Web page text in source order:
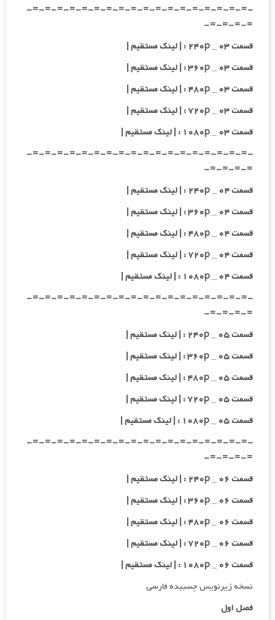
-=-=-=-=-=-=-=-=-=-=-=-=-=-=-=-=-=-=-
=-=-=-=-
قسمت ۰۳ _ ۲۴۰p : | لینک مستقیم |
قسمت ۰۳ _ ۳۶۰p : | لینک مستقیم |
قسمت ۰۳ _ ۴۸۰p : | لینک مستقیم |
قسمت ۰۳ _ ۷۲۰p : | لینک مستقیم |
قسمت ۰۳ _ ۱۰۸۰p : | لینک مستقیم |
-=-=-=-=-=-=-=-=-=-=-=-=-=-=-=-=-=-=-
=-=-=-=-
قسمت ۰۴ _ ۲۴۰p : | لینک مستقیم |
قسمت ۰۴ _ ۳۶۰p : | لینک مستقیم |
قسمت ۰۴ _ ۴۸۰p : | لینک مستقیم |
قسمت ۰۴ _ ۷۲۰p : | لینک مستقیم |
قسمت ۰۴ _ ۱۰۸۰p : | لینک مستقیم |
-=-=-=-=-=-=-=-=-=-=-=-=-=-=-=-=-=-=-
=-=-=-=-
قسمت ۰۵ _ ۲۴۰p : | لینک مستقیم |
قسمت ۰۵ _ ۳۶۰p : | لینک مستقیم |
قسمت ۰۵ _ ۴۸۰p : | لینک مستقیم |
قسمت ۰۵ _ ۷۲۰p : | لینک مستقیم |
قسمت ۰۵ _ ۱۰۸۰p : | لینک مستقیم |
-=-=-=-=-=-=-=-=-=-=-=-=-=-=-=-=-=-=-
=-=-=-=-
قسمت ۰۶ _ ۲۴۰p : | لینک مستقیم |
قسمت ۰۶ _ ۳۶۰p : | لینک مستقیم |
قسمت ۰۶ _ ۴۸۰p : | لینک مستقیم |
قسمت ۰۶ _ ۷۲۰p : | لینک مستقیم |
قسمت ۰۶ _ ۱۰۸۰p : | لینک مستقیم |
نسخه زیرنویس چسبیده فارسی
فصل اول